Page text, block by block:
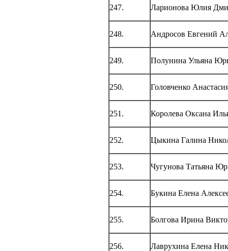
247. Ларионова Юлия
248. Андросов Евгений
249. Полунина Ульяна
250. Головченко
251. Королева Оксана
252. Цыкина Галина
253. Чугунова Татьяна
254. Букина Елена
255. Болгова Ирина
256. Лаврухина Елена